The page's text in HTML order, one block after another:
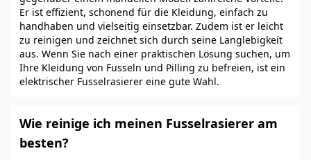
Er ist effizient, schonend für die Kleidung, einfach zu
handhaben und vielseitig einsetzbar. Zudem ist er leicht
zu reinigen und zeichnet sich durch seine Langlebigkeit
aus. Wenn Sie nach einer praktischen Lösung suchen, um
Ihre Kleidung von Fusseln und Pilling zu befreien, ist ein
elektrischer Fusselrasierer eine gute Wahl.
Wie reinige ich meinen Fusselrasierer am
besten?